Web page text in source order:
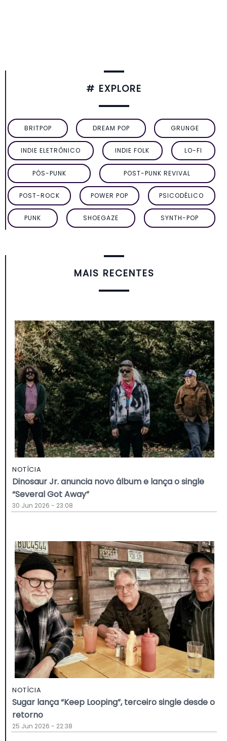
# EXPLORE
BRITPOP DREAM POP GRUNGE
INDIE ELETRÔNICO INDIE FOLK LO-FI
PÓS-PUNK POST-PUNK REVIVAL
POST-ROCK POWER POP PSICODÉLICO
PUNK SHOEGAZE SYNTH-POP
MAIS RECENTES
NOTÍCIA
Dinosaur Jr. anuncia novo álbum e lança o single
“Several Got Away”
30 Jun 2026 - 23:08
NOTÍCIA
Sugar lança “Keep Looping”, terceiro single desde o
retorno
25 Jun 2026 - 22:38